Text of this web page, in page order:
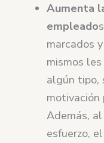
Aumenta
empleado
marcados
mismos
algún tipo,
motivación
Además,
esfuerzo,